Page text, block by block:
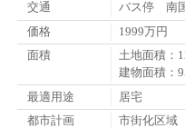
交通
バス停 南
価格
1999万円
面積
土地面積：
建物面積：
最適用途
居宅
都市計画
市街化区域